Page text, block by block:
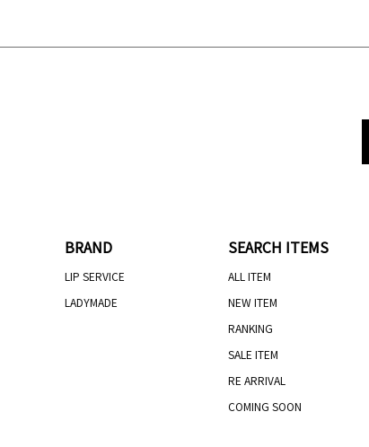
BRAND
LIP SERVICE
LADYMADE
SEARCH ITEMS
ALL ITEM
NEW ITEM
RANKING
SALE ITEM
RE ARRIVAL
COMING SOON